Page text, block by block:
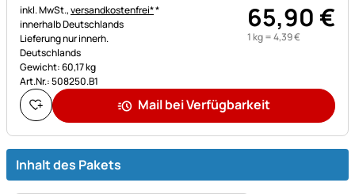
Steuerhinweis:
inkl. MwSt.,versandkostenfrei**
innerhalb Deutschlands
Lieferung nur innerh.
Deutschlands
Gewicht: 60,17 kg
Art.Nr.: 508250.B1
65,90€
1 kg =4,39€
Mail bei Verfügbarkeit
Inhalt des Pakets